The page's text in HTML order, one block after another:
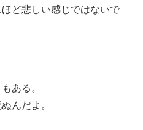
ど悲しい感じではないで
ある。
んだよ。